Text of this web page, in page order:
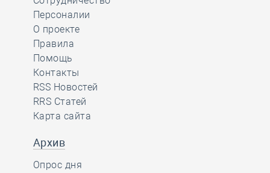
Персоналии
О проекте
Правила
Помощь
Контакты
RSS Новостей
RRS Статей
Карта сайта
Архив
Опрос дня